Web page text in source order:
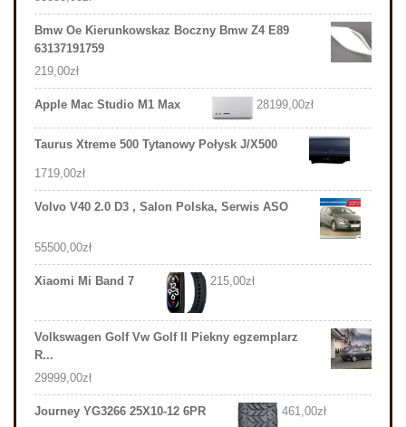
Bmw Oe Kierunkowskaz Boczny Bmw Z4 E89
63137191759
219,00zł
Apple Mac Studio M1 Max 28199,00zł
Taurus Xtreme 500 Tytanowy Połysk J/X500
1719,00zł
Volvo V40 2.0 D3 , Salon Polska, Serwis ASO
55500,00zł
Xiaomi Mi Band 7 215,00zł
Volkswagen Golf Vw Golf II Piekny egzemplarz
R...
29999,00zł
Journey YG3266 25X10-12 6PR 461,00zł